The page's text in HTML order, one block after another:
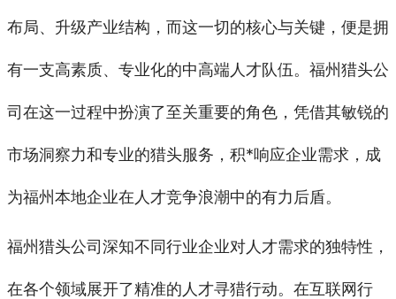
布局、升级产业结构，而这一切的核心与关键，便是拥
有一支高素质、专业化的中高端人才队伍。福州猎头公
司在这一过程中扮演了至关重要的角色，凭借其敏锐的
市场洞察力和专业的猎头服务，积*响应企业需求，成
为福州本地企业在人才竞争浪潮中的有力后盾。
福州猎头公司深知不同行业企业对人才需求的独特性，
在各个领域展开了精准的人才寻猎行动。在互联网行